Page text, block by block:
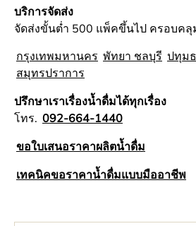
บริการจัดส่ง
จัดส่งขั้นต่ำ 500 แพ็คขึ้นไป ครอบค
กรุงเทพมหานคร พัทยา ชลบุรี ปทุม
สมุทรปราการ
ปรึกษาเราเรื่องน้ำดื่มได้ทุกเรื่อง
โทร. 092-664-1440
ขอใบเสนอราคาผลิตน้ำดื่ม
เทคนิคขอราคาน้ำดื่มแบบมืออาชีพ